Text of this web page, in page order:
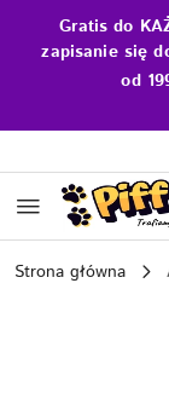
Przejdź do
Przejdź do
Przejdź do
Przejdź do
Przejdź do
Przejdź do
Gratis do
zapisanie się
od
Strona główna